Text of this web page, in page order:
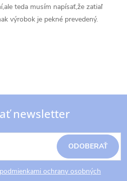
teda musím napísať,že zatiaľ
výrobok je pekné prevedený.
newsletter
podmienkami ochrany osobných
ODOBERAŤ